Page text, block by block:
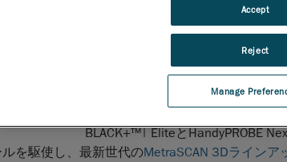
ップグレードで 製品性能をより
程への信頼度ア
日、ケベック州レヴィ
自動およびポータブル
Creaformは、光学
BLACK+™| EliteとHandyPROBE
を駆使し、最新世代のMetraSCAN 3Dラインア
Manage
Reject
Accept